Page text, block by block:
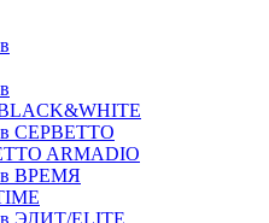
СЕРВЕТТО
ARMADIO
ВРЕМЯ
ЭЛИТ/ELITE